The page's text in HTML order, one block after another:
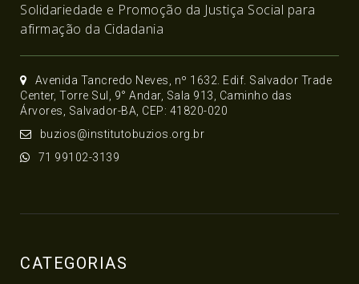
Solidariedade e Promoção da Justiça Social para
afirmação da Cidadania
Avenida Tancredo Neves, nº 1632. Edif. Salvador Trade
Center, Torre Sul, 9° Andar, Sala 913, Caminho das
Árvores, Salvador-BA, CEP: 41820-020
buzios@institutobuzios.org.br
71 99102-3139
CATEGORIAS